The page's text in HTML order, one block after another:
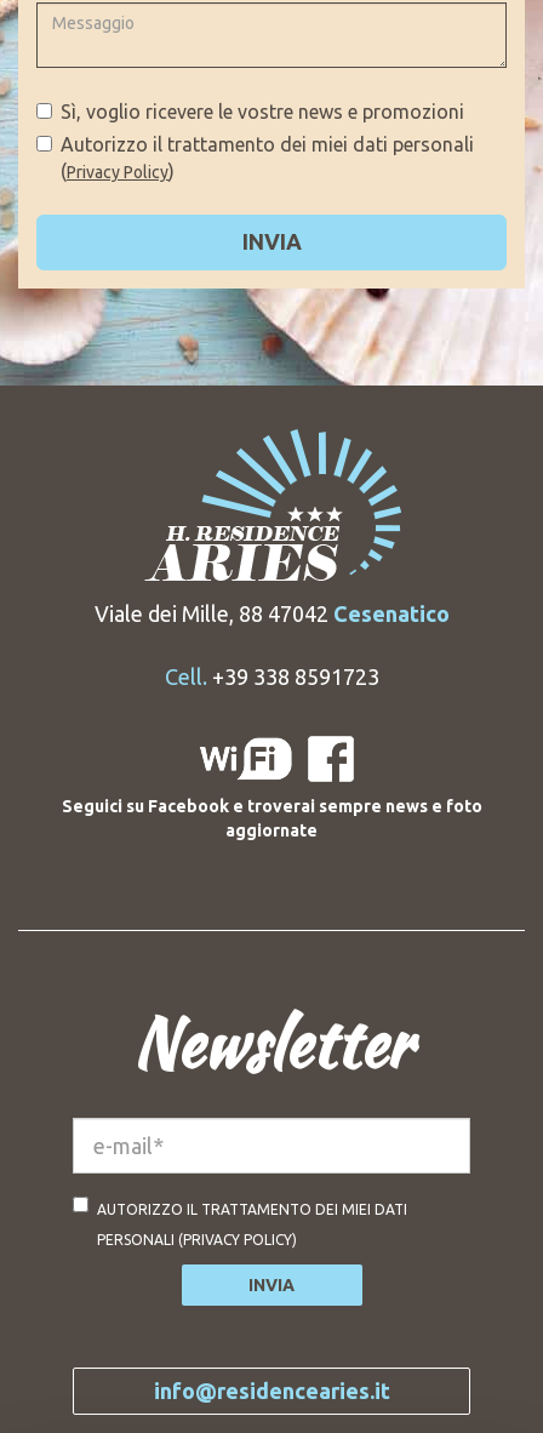
Sì, voglio ricevere le vostre news e promozioni
Autorizzo il trattamento dei miei dati personali
(Privacy Policy)
INVIA
Viale dei Mille, 88 47042 Cesenatico
Cell. +39 338 8591723
Seguici su Facebook e troverai sempre news e foto
aggiornate
Newsletter
mail*
AUTORIZZO IL TRATTAMENTO DEI MIEI DATI
PERSONALI ( PRIVACY POLICY)
INVIA
info@residencearies.it